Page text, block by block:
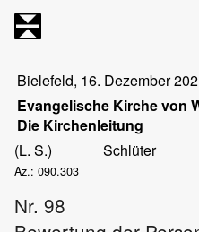
Bielefeld, 16. Dezember
Evangelische Kirche von
Die Kirchenleitung
(L. S.)
Schlüter
Az.: 090.303
Nr. 98